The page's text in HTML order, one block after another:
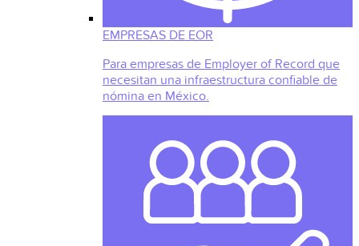
EMPRESAS DE EOR
Para empresas de Employer of Record que
necesitan una infraestructura confiable de
nómina en México.